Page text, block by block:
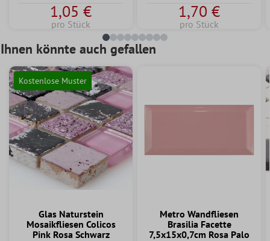
1,05 €
pro Stück
1,70 €
pro Stück
Ihnen könnte auch gefallen
Kostenlose Muster
Glas Naturstein
Mosaikfliesen Colicos
Pink Rosa Schwarz
Metro Wandfliesen
Brasilia Facette
7,5x15x0,7cm Rosa Palo